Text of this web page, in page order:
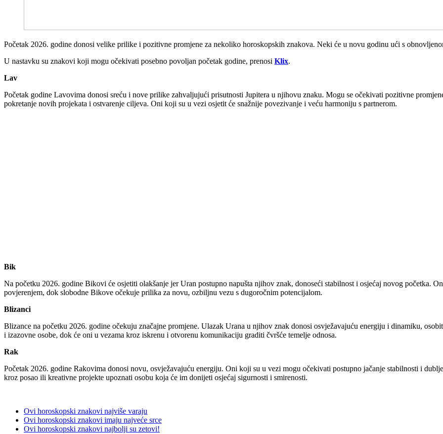
Početak 2026. godine donosi velike prilike i pozitivne promjene za nekoliko horoskopskih znakova. Neki će u novu godinu ući s
U nastavku su znakovi koji mogu očekivati posebno povoljan početak godine, prenosi Klix.
Lav
Početak godine Lavovima donosi sreću i nove prilike zahvaljujući prisutnosti Jupitera u njihovu znaku. Mogu se očekivati pozitivne
pokretanje novih projekata i ostvarenje ciljeva. Oni koji su u vezi osjetit će snažnije povezivanje i veću harmoniju s partnerom.
Bik
Na početku 2026. godine Bikovi će osjetiti olakšanje jer Uran postupno napušta njihov znak, donoseći stabilnost i osjećaj novog početka.
povjerenjem, dok slobodne Bikove očekuje prilika za novu, ozbiljnu vezu s dugoročnim potencijalom.
Blizanci
Blizance na početku 2026. godine očekuju značajne promjene. Ulazak Urana u njihov znak donosi osvježavajuću energiju i dinamiku,
i izazovne osobe, dok će oni u vezama kroz iskrenu i otvorenu komunikaciju graditi čvršće temelje odnosa.
Rak
Početak 2026. godine Rakovima donosi novu, osvježavajuću energiju. Oni koji su u vezi mogu očekivati postupno jačanje stabilnosti i
kroz posao ili kreativne projekte upoznati osobu koja će im donijeti osjećaj sigurnosti i smirenosti.
Ovi horoskopski znakovi najviše varaju
Ovi horoskopski znakovi imaju najveće srce
Ovi horoskopski znakovi najbolji su zetovi!